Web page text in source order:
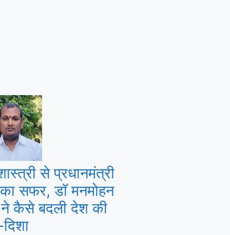
से प्रधानमंत्री
सफर, डॉ मनमोहन
ने कैसे बदली देश की